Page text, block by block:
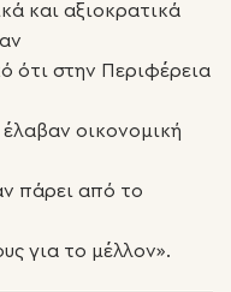
και αξιοκρατικά
ότι στην Περιφέρεια
οικονομική
πάρει από το
για το μέλλον».